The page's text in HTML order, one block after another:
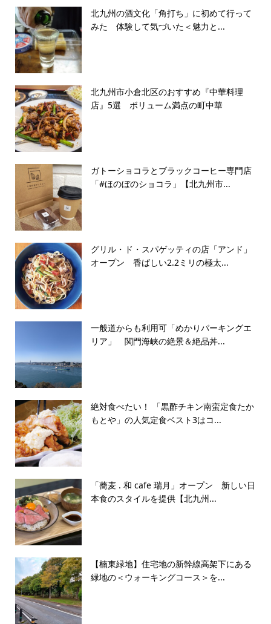
北九州の酒文化「角打ち」に初めて行って
みた 体験して気づいた＜魅力と...
北九州市小倉北区のおすすめ『中華料理
店』5選 ボリューム満点の町中華
ガトーショコラとブラックコーヒー専門店
「#ほのぼのショコラ」【北九州市...
グリル・ド・スパゲッティの店「アンド」
オープン 香ばしい2.2ミリの極太...
一般道からも利用可「めかりパーキングエ
リア」 関門海峡の絶景＆絶品丼...
絶対食べたい！ 「黒酢チキン南蛮定食たか
もとや」の人気定食ベスト3はコ...
「蕎麦 . 和 cafe 瑞月」オープン 新しい日
本食のスタイルを提供【北九州...
【楠東緑地】住宅地の新幹線高架下にある
緑地の＜ウォーキングコース＞を...